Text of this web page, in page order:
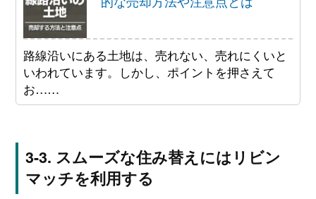
路線沿いにある土地は、売れない、売れにくいと
いわれています。しかし、ポイントを押さえて
お……
スムーズな住み替えにはリビン
マッチを利用する